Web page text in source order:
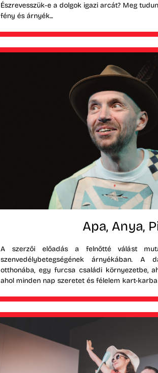
Észrevesszük-e a dolgok igazi arcát? Meg
fény és árnyék...
Apa, Anya,
A szerzői előadás a felnőtté válást
szenvedélybetegségének árnyékában.
otthonába, egy furcsa családi környezetbe,
ahol minden nap szeretet és félelem kart-